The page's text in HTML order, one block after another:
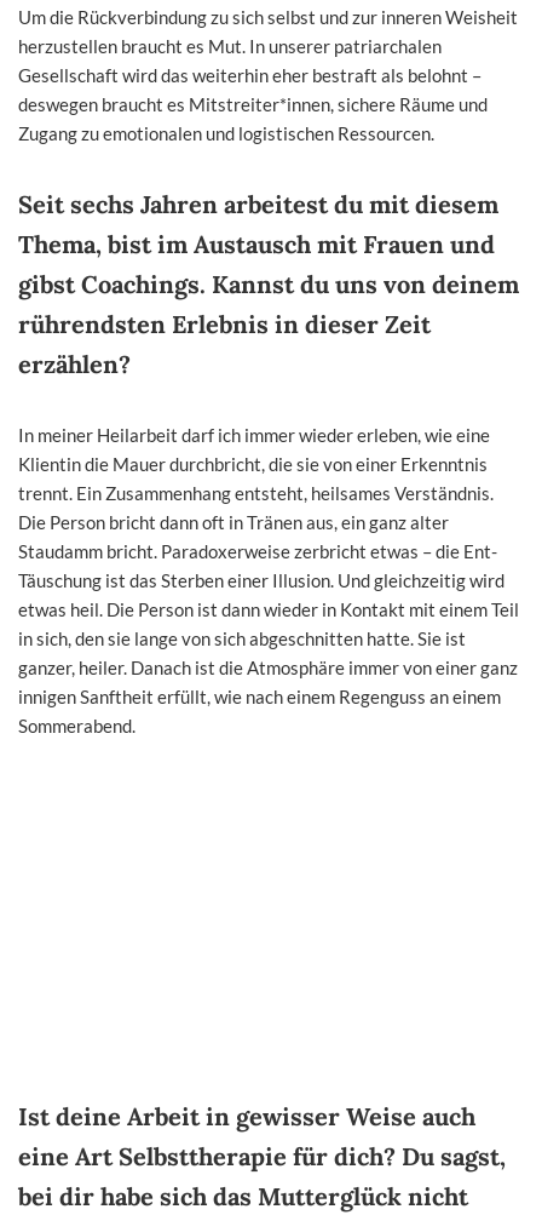
Um die Rückverbindung zu sich selbst und zur inneren Weisheit
herzustellen braucht es Mut. In unserer patriarchalen
Gesellschaft wird das weiterhin eher bestraft als belohnt –
deswegen braucht es Mitstreiter*innen, sichere Räume und
Zugang zu emotionalen und logistischen Ressourcen.
Seit sechs Jahren arbeitest du mit diesem
Thema, bist im Austausch mit Frauen und
gibst Coachings. Kannst du uns von deinem
rührendsten Erlebnis in dieser Zeit
erzählen?
In meiner Heilarbeit darf ich immer wieder erleben, wie eine
Klientin die Mauer durchbricht, die sie von einer Erkenntnis
trennt. Ein Zusammenhang entsteht, heilsames Verständnis.
Die Person bricht dann oft in Tränen aus, ein ganz alter
Staudamm bricht. Paradoxerweise zerbricht etwas – die Ent-
Täuschung ist das Sterben einer Illusion. Und gleichzeitig wird
etwas heil. Die Person ist dann wieder in Kontakt mit einem Teil
in sich, den sie lange von sich abgeschnitten hatte. Sie ist
ganzer, heiler. Danach ist die Atmosphäre immer von einer ganz
innigen Sanftheit erfüllt, wie nach einem Regenguss an einem
Sommerabend.
Ist deine Arbeit in gewisser Weise auch
eine Art Selbsttherapie für dich? Du sagst,
bei dir habe sich das Mutterglück nicht